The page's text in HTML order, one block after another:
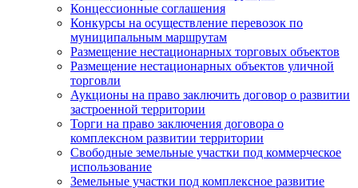
Концессионные соглашения
Конкурсы на осуществление перевозок по
муниципальным маршрутам
Размещение нестационарных торговых объектов
Размещение нестационарных объектов уличной
торговли
Аукционы на право заключить договор о развитии
застроенной территории
Торги на право заключения договора о
комплексном развитии территории
Свободные земельные участки под коммерческое
использование
Земельные участки под комплексное развитие